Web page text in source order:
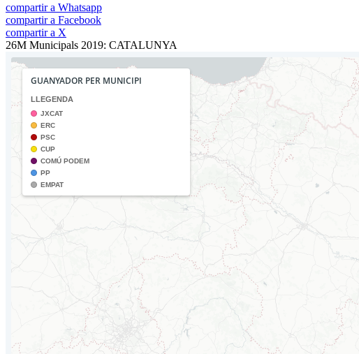
compartir a Whatsapp
compartir a Facebook
compartir a X
26M Municipals 2019: CATALUNYA